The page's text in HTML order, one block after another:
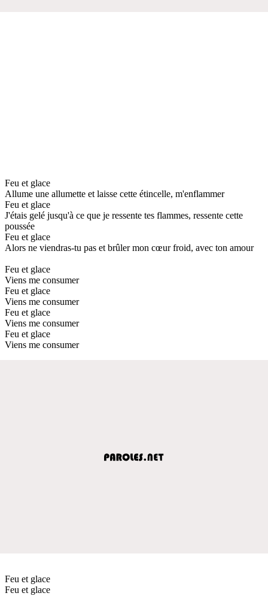
Feu et glace
Allume une allumette et laisse cette étincelle, m'enflammer
Feu et glace
J'étais gelé jusqu'à ce que je ressente tes flammes, ressente cette
poussée
Feu et glace
Alors ne viendras-tu pas et brûler mon cœur froid, avec ton amour
Feu et glace
Viens me consumer
Feu et glace
Viens me consumer
Feu et glace
Viens me consumer
Feu et glace
Viens me consumer
Feu et glace
Feu et glace